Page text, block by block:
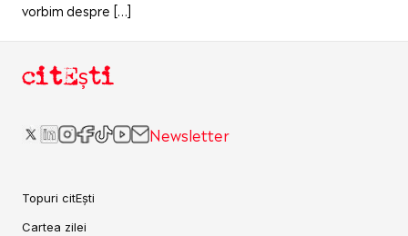
vorbim despre […]
citEști
Newsletter
Topuri citEști
Cartea zilei